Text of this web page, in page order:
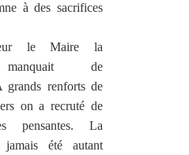
à des sacrifices
le Maire la
manquait de
grands renforts de
on a recruté de
pensantes. La
jamais été autant